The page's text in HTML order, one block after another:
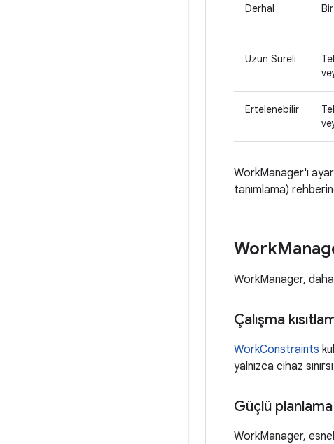
Derhal
Uzun Süreli
Ertelenebilir
WorkManager'ı
tanımlama)
Work
WorkManager,
Çalışma
WorkConstraints
yalnızca cihaz
Güçlü planlama
WorkManager,